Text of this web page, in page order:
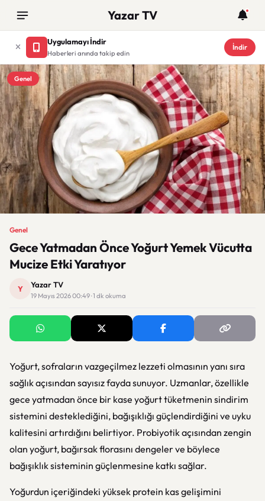
Yazar TV
Uygulamayı İndir
Haberleri anında takip edin
İndir
Genel
Genel
Gece Yatmadan Önce Yoğurt Yemek Vücutta
Mucize Etki Yaratıyor
Y Yazar TV
19 Mayıs 2026 00:49 · 1 dk okuma
Yoğurt, sofraların vazgeçilmez lezzeti olmasının yanı sıra
sağlık açısından sayısız fayda sunuyor. Uzmanlar, özellikle
gece yatmadan önce bir kase yoğurt tüketmenin sindirim
sistemini desteklediğini, bağışıklığı güçlendirdiğini ve uyku
kalitesini artırdığını belirtiyor. Probiyotik açısından zengin
olan yoğurt, bağırsak florasını dengeler ve böylece
bağışıklık sisteminin güçlenmesine katkı sağlar.
Yoğurdun içeriğindeki yüksek protein kas gelişimini